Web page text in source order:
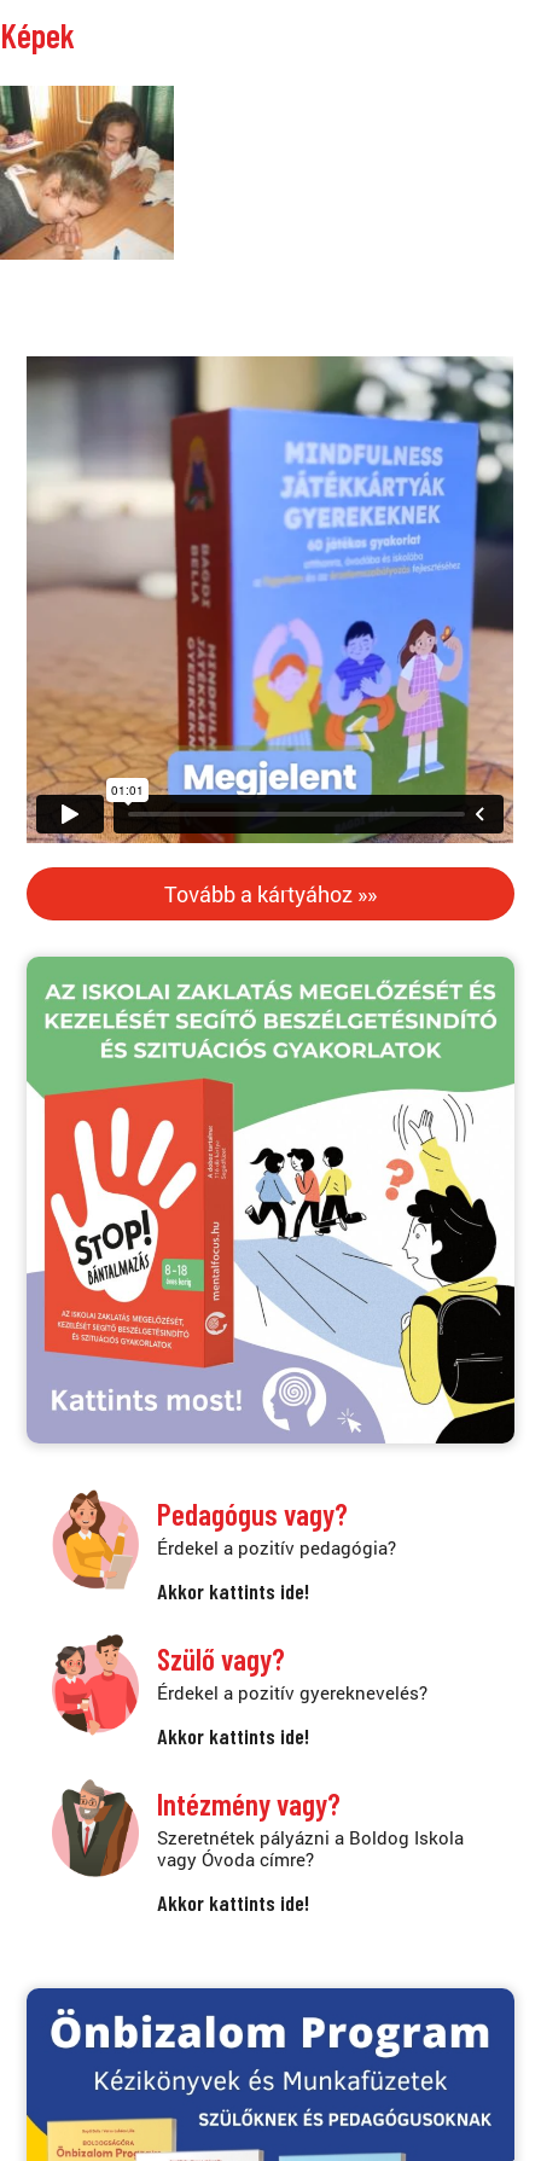
Képek
Tovább a kártyához »»
Pedagógus vagy?
Érdekel a pozitív pedagógia?
Akkor kattints ide!
Szülő vagy?
Érdekel a pozitív gyereknevelés?
Akkor kattints ide!
Intézmény vagy?
Szeretnétek pályázni a Boldog Iskola
vagy Óvoda címre?
Akkor kattints ide!